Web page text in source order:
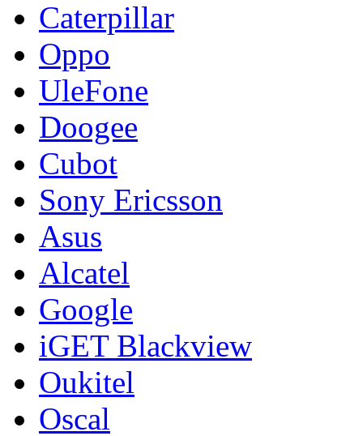
Caterpillar
Oppo
UleFone
Doogee
Cubot
Sony Ericsson
Asus
Alcatel
Google
iGET Blackview
Oukitel
Oscal